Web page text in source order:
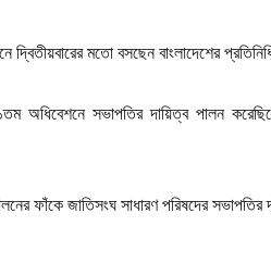
মতো বসছেন বাংলাদেশের
সভাপতির দায়িত্ব পালন
ফাঁকে জাতিসংঘ সাধারণ পরিষদের